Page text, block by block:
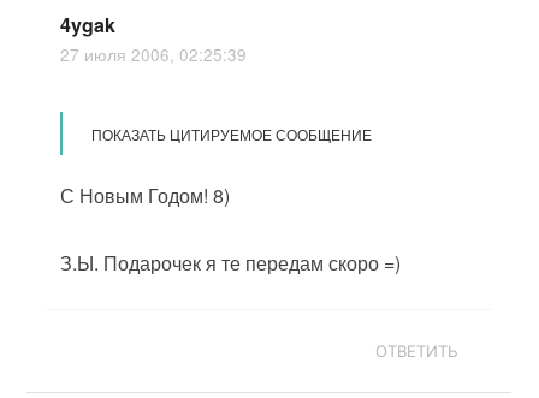
4ygak
27 июля 2006, 02:25:39
ПОКАЗАТЬ ЦИТИРУЕМОЕ СООБЩЕНИЕ
С Новым Годом! 8)
З.Ы. Подарочек я те передам скоро =)
ОТВЕТИТЬ